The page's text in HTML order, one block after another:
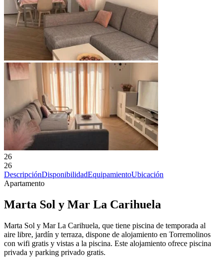
26
26
DescripciónDisponibilidadEquipamientoUbicación
Apartamento
Marta Sol y Mar La Carihuela
Marta Sol y Mar La Carihuela, que tiene piscina de temporada al
aire libre, jardín y terraza, dispone de alojamiento en Torremolinos
con wifi gratis y vistas a la piscina. Este alojamiento ofrece piscina
privada y parking privado gratis.